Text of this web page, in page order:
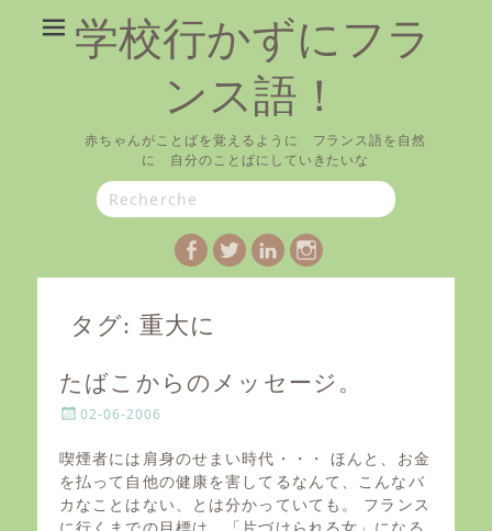
学校行かずにフラ
ンス語！
赤ちゃんがことばを覚えるように フランス語を自然
に 自分のことばにしていきたいな
Search
for:
Facebook
TwitterLinkedIn
Instagram
タグ: 重大に
たばこからのメッセージ。
P
s
t
e
d
02-06-2006
喫煙者には肩身のせまい時代・・・ ほんと、お金
を払って自他の健康を害してるなんて、こんなバ
カなことはない、とは分かっていても。 フランス